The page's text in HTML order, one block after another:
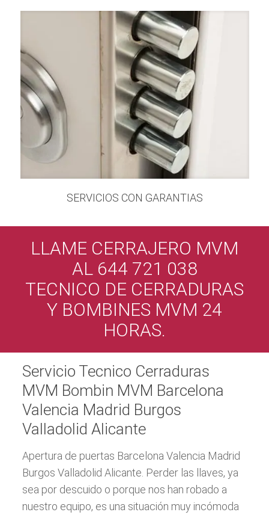
SERVICIOS CON GARANTIAS
LLAME CERRAJERO MVM
AL 644 721 038
TECNICO DE CERRADURAS
Y BOMBINES MVM 24
HORAS.
Servicio Tecnico Cerraduras
MVM Bombin MVM Barcelona
Valencia Madrid Burgos
Valladolid Alicante
Apertura de puertas Barcelona Valencia Madrid
Burgos Valladolid Alicante. Perder las llaves, ya
sea por descuido o porque nos han robado a
nuestro equipo, es una situación muy incómoda